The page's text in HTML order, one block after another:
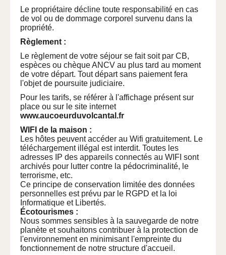
Le propriétaire décline toute responsabilité en cas
de vol ou de dommage corporel survenu dans la
propriété.
Règlement :
Le règlement de votre séjour se fait soit par CB,
espèces ou chèque ANCV au plus tard au moment
de votre départ. Tout départ sans paiement fera
l'objet de poursuite judiciaire.
Pour les tarifs, se référer à l'affichage présent sur
place ou sur le site internet
www.aucoeurduvolcantal.fr
WIFI de la maison :
Les hôtes peuvent accéder au Wifi gratuitement. Le
téléchargement illégal est interdit. Toutes les
adresses IP des appareils connectés au WIFI sont
archivés pour lutter contre la pédocriminalité, le
terrorisme, etc.
Ce principe de conservation limitée des données
personnelles est prévu par le RGPD et la loi
Informatique et Libertés.
Écotourismes :
Nous sommes sensibles à la sauvegarde de notre
planète et souhaitons contribuer à la protection de
l'environnement en minimisant l'empreinte du
fonctionnement de notre structure d'accueil.